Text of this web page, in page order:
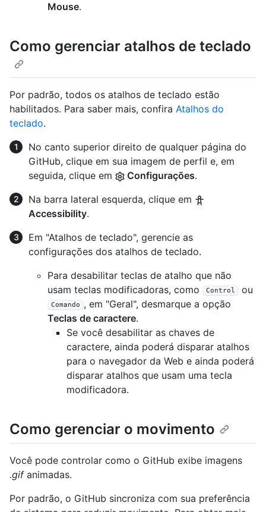
Mouse.
Como gerenciar atalhos de teclado
Por padrão, todos os atalhos de teclado estão
habilitados. Para saber mais, confira Atalhos do
teclado.
No canto superior direito de qualquer página do
GitHub, clique em sua imagem de perfil e, em
seguida, clique em
Configurações.
Na barra lateral esquerda, clique em
Accessibility.
Em "Atalhos de teclado", gerencie as
configurações dos atalhos de teclado.
Para desabilitar teclas de atalho que não
usam teclas modificadoras, como
Control ou
Comando
, em "Geral", desmarque a opção
Teclas de caractere.
Se você desabilitar as chaves de
caractere, ainda poderá disparar atalhos
para o navegador da Web e ainda poderá
disparar atalhos que usam uma tecla
modificadora.
Como gerenciar o movimento
Você pode controlar como o GitHub exibe imagens
.gifanimadas.
Por padrão, o GitHub sincroniza com sua preferência